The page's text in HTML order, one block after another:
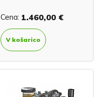
Cena: 1.460,00 €
V košarico